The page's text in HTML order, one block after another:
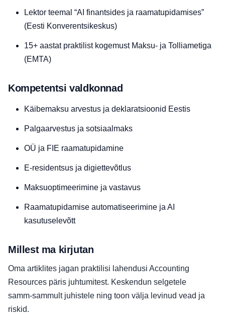
Lektor teemal “AI finantsides ja raamatupidamises”
(Eesti Konverentsikeskus)
15+ aastat praktilist kogemust Maksu‑ ja Tolliametiga
(EMTA)
Kompetentsi valdkonnad
Käibemaksu arvestus ja deklaratsioonid Eestis
Palgaarvestus ja sotsiaalmaks
OÜ ja FIE raamatupidamine
E‑residentsus ja digiettevõtlus
Maksuoptimeerimine ja vastavus
Raamatupidamise automatiseerimine ja AI
kasutuselevõtt
Millest ma kirjutan
Oma artiklites jagan praktilisi lahendusi Accounting
Resources päris juhtumitest. Keskendun selgetele
samm‑sammult juhistele ning toon välja levinud vead ja
riskid.